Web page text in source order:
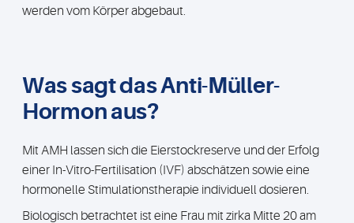
werden vom Körper abgebaut.
Was sagt das Anti-Müller-
Hormon aus?
Mit AMH lassen sich die Eierstockreserve und der Erfolg
einer In-Vitro-Fertilisation (IVF) abschätzen sowie eine
hormonelle Stimulationstherapie individuell dosieren.
Biologisch betrachtet ist eine Frau mit zirka Mitte 20 am